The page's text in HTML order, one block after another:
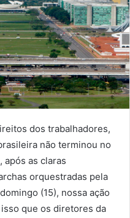
dos trabalhadores,
não terminou no
após as claras
orquestradas pela
(15), nossa ação
que os diretores da